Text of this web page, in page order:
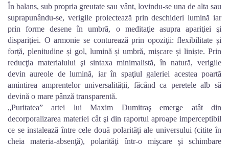
În balans, sub propria greutate sau vânt, lovindu-se una de alta sau
suprapunându-se, verigile proiectează prin deschideri lumină iar
prin forme desene în umbră, o meditaţie asupra apariţiei şi
dispariţiei. O armonie se conturează prin opoziţii: flexibilitate și
forță, plenitudine și gol, lumină și umbră, mișcare și liniște. Prin
reducţia materialului şi sintaxa minimalistă, în natură, verigile
devin aureole de lumină, iar în spaţiul galeriei acestea poartă
amintirea amprentelor universalităţii, făcând ca peretele alb să
devină o mare pânză transparentă.
„Puritatea” artei lui Maxim Dumitraş emerge atât din
decorporalizarea materiei cât şi din raportul aproape imperceptibil
ce se instalează între cele două polarități ale universului (citite în
cheia materia-absenţă), polarităţi într-o mişcare şi schimbare